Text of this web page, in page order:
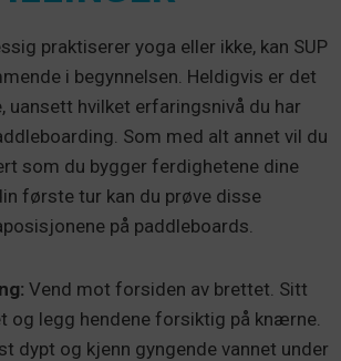
praktiserer yoga eller ikke, kan SUP
i begynnelsen. Heldigvis er det
uansett hvilket erfaringsnivå du har
Som med alt annet vil du
som du bygger ferdighetene dine
første tur kan du prøve disse
på paddleboards.
Vend mot forsiden av brettet. Sitt
og legg hendene forsiktig på knærne.
dypt og kjenn gyngende vannet under